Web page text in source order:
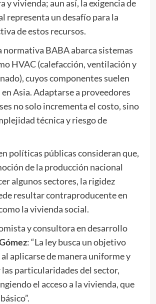
y vivienda; aun así, la exigencia de
representa un desafío para la
de estos recursos.
normativa BABA abarca sistemas
HVAC (calefacción, ventilación y
cuyos componentes suelen
Asia. Adaptarse a proveedores
no solo incrementa el costo, sino
técnica y riesgo de
políticas públicas consideran que,
de la producción nacional
algunos sectores, la rigidez
resultar contraproducente en
la vivienda social.
y consultora en desarrollo
: “La ley busca un objetivo
aplicarse de manera uniforme y
particularidades del sector,
el acceso a la vivienda, que